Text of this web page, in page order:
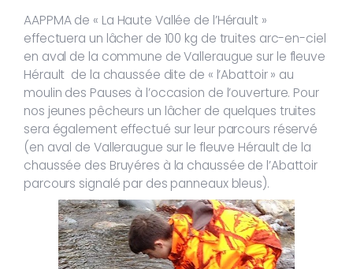
AAPPMA de « La Haute Vallée de l’Hérault »
effectuera un lâcher de 100 kg de truites arc-en-ciel
en aval de la commune de Valleraugue sur le fleuve
Hérault de la chaussée dite de « l’Abattoir » au
moulin des Pauses à l’occasion de l’ouverture. Pour
nos jeunes pêcheurs un lâcher de quelques truites
sera également effectué sur leur parcours réservé
(en aval de Valleraugue sur le fleuve Hérault de la
chaussée des Bruyéres à la chaussée de l’Abattoir
parcours signalé par des panneaux bleus).